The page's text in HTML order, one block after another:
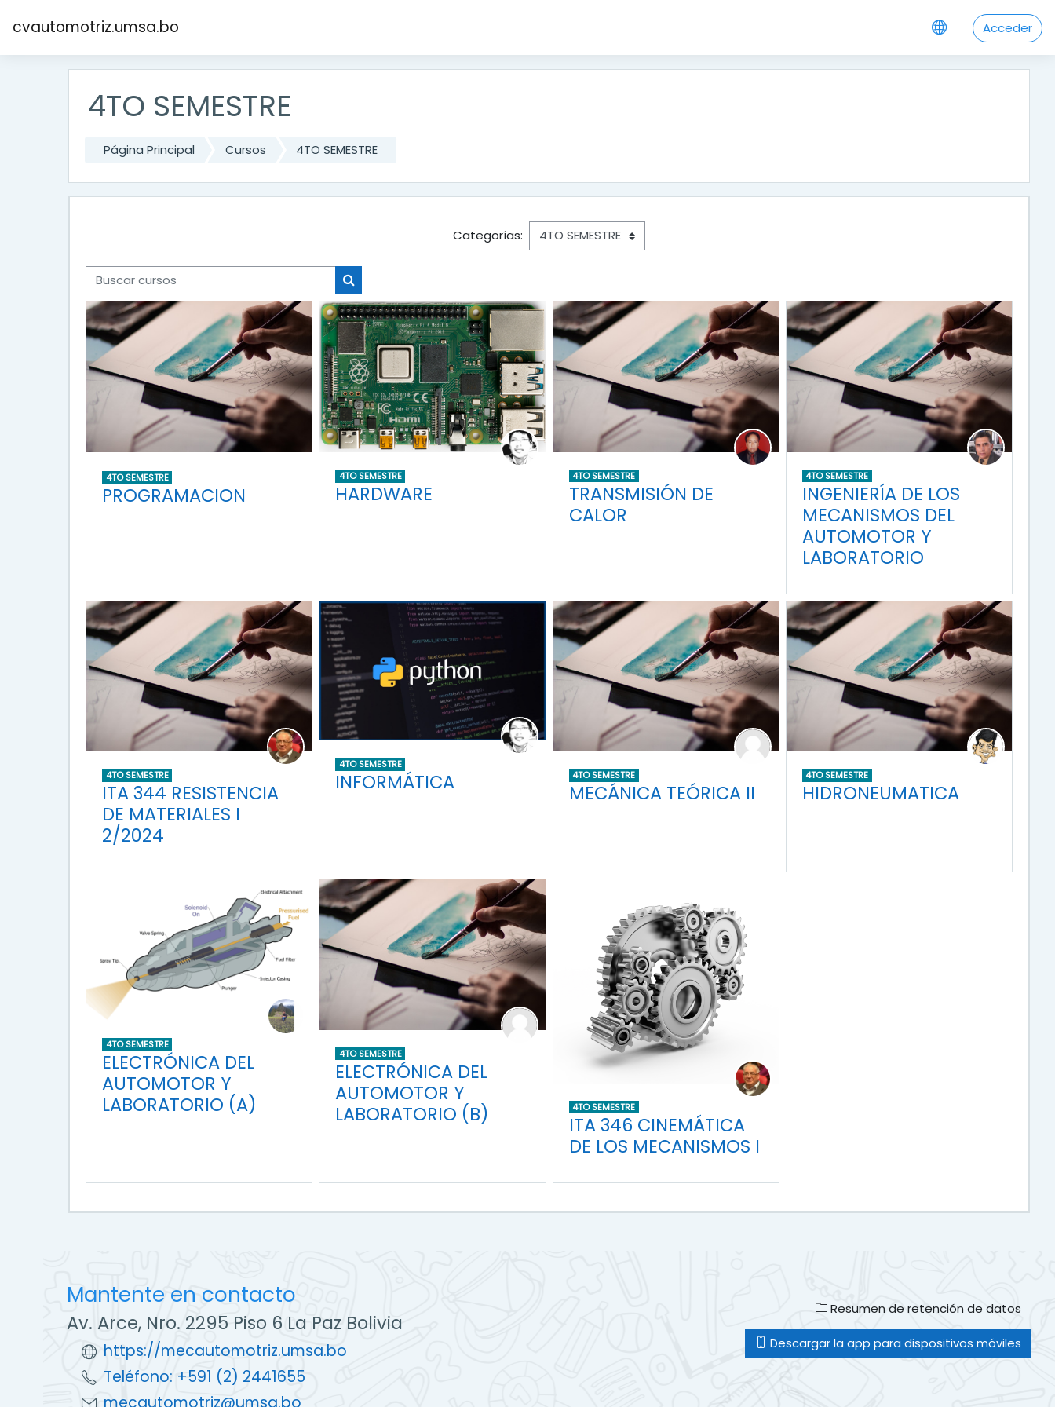
cvautomotriz.umsa.bo Acceder
4TO SEMESTRE
Página Principal Cursos 4TO SEMESTRE
Categorías:
Buscar cursos
Buscar cursos
4TO SEMESTRE
PROGRAMACION
4TO SEMESTRE
HARDWARE
4TO SEMESTRE
TRANSMISIÓN DE
CALOR
4TO SEMESTRE
INGENIERÍA DE LOS
MECANISMOS DEL
AUTOMOTOR Y
LABORATORIO
4TO SEMESTRE
ITA 344 RESISTENCIA
DE MATERIALES I
2/2024
4TO SEMESTRE
INFORMÁTICA 4TO SEMESTRE
MECÁNICA TEÓRICA II
4TO SEMESTRE
HIDRONEUMATICA
4TO SEMESTRE
ELECTRÓNICA DEL
AUTOMOTOR Y
LABORATORIO (A)
4TO SEMESTRE
ELECTRÓNICA DEL
AUTOMOTOR Y
LABORATORIO (B)
4TO SEMESTRE
ITA 346 CINEMÁTICA
DE LOS MECANISMOS I
Mantente en contacto
Av. Arce, Nro. 2295 Piso 6 La Paz Bolivia
https://mecautomotriz.umsa.bo
Teléfono: +591 (2) 2441655
mecautomotriz@umsa.bo
Resumen de retención de datos
Descargar la app para dispositivos móviles